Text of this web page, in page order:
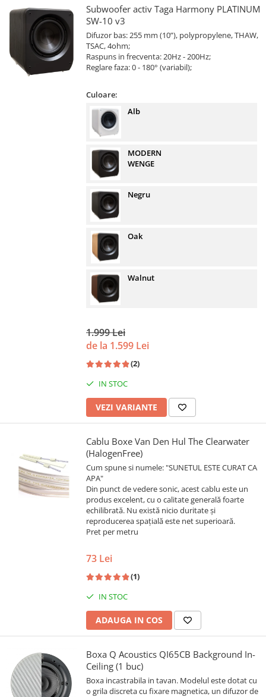
Subwoofer activ Taga Harmony PLATINUM
SW-10 v3
Difuzor bas: 255 mm (10”), polypropylene, THAW,
TSAC, 4ohm;
Raspuns in frecventa: 20Hz - 200Hz;
Reglare faza: 0 - 180° (variabil);
Culoare:
Alb
MODERN
WENGE
Negru
Oak
Walnut
1.999 Lei
de la 1.599 Lei
(2)
IN STOC
VEZI VARIANTE
Cablu Boxe Van Den Hul The Clearwater
(HalogenFree)
Cum spune si numele: "SUNETUL ESTE CURAT CA
APA"
Din punct de vedere sonic, acest cablu este un
produs excelent, cu o calitate generală foarte
echilibrată. Nu există nicio duritate și
reproducerea spațială este net superioară.
Pret per metru
73 Lei
(1)
IN STOC
ADAUGA IN COS
Boxa Q Acoustics QI65CB Background In-
Ceiling (1 buc)
Boxa incastrabila in tavan. Modelul este dotat cu
o grila discreta cu fixare magnetica, un difuzor de